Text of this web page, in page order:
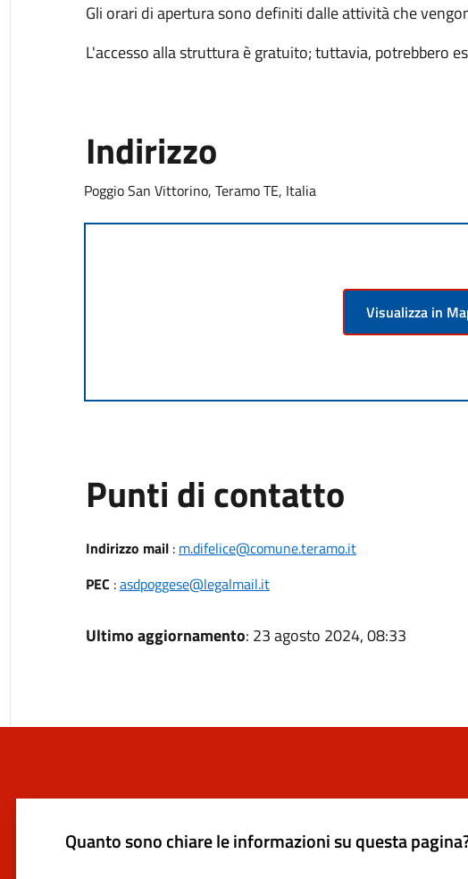
Gli orari di apertura sono definiti dalle attività che
L'accesso alla struttura è gratuito; tuttavia, potrebbero
Indirizzo
Poggio San Vittorino, Teramo TE, Italia
Visualizza in
Punti di contatto
Indirizzo mail: m.difelice@comune.teramo.it
PEC :asdpoggese@legalmail.it
Ultimo aggiornamento: 23 agosto 2024, 08:33
Quanto sono chiare le informazioni su questa